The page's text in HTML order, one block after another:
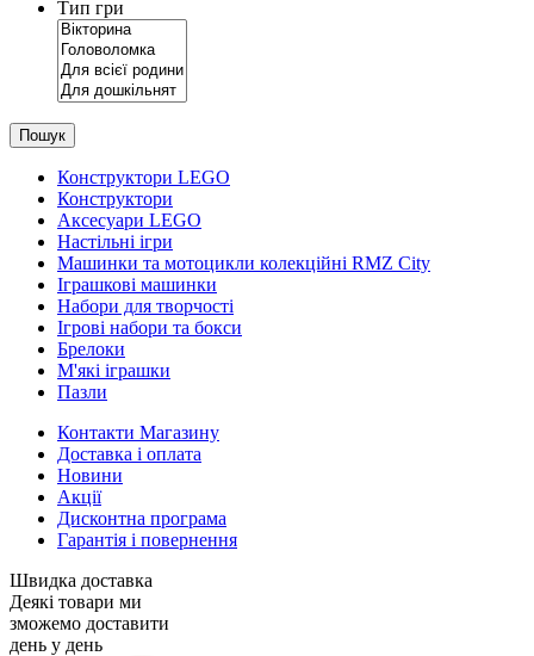
Тип гри
Пошук
Конструктори LEGO
Конструктори
Аксесуари LEGO
Настільні ігри
Машинки та мотоцикли колекційні RMZ City
Іграшкові машинки
Набори для творчості
Ігрові набори та бокси
Брелоки
М'які іграшки
Пазли
Контакти Магазину
Доставка і оплата
Новини
Акції
Дисконтна програма
Гарантія і повернення
Швидка доставка
Деякі товари ми
зможемо доставити
день у день